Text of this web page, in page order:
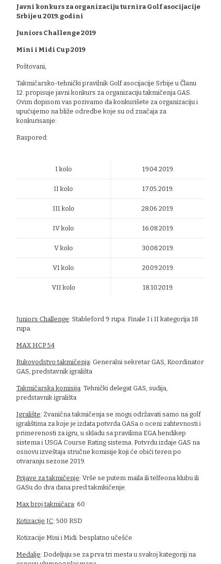
Javni konkurs za organizaciju turnira Golf asocijacije
Srbije u 2019. godini
Juniors Challenge 2019
Mini i Midi Cup 2019
Poštovani,
Takmičarsko-tehnički pravilnik Golf asocijacije Srbije u Članu
12. propisuje javni konkurs za organizaciju takmičenja GAS.
Ovim dopisom vas pozivamo da konkurišete za organizaciju i
upućujemo na bliže odredbe koje su od značaja za
konkurisanje:
Raspored:
I kolo 19.04.2019.
II kolo 17.05.2019.
III kolo 28.06.2019.
IV kolo 16.08.2019.
V kolo 30.08.2019.
VI kolo 20.09.2019.
VII kolo 18.10.2019.
Juniors Challenge: Stableford 9 rupa. Finale I i II kategorija 18
rupa.
MAX HCP 54
Rukovodstvo takmičenja: Generalni sekretar GAS, Koordinator
GAS, predstavnik igrališta
Takmičarska komisija: Tehnički delegat GAS, sudija,
predstavnik igrališta
Igralište: Zvanična takmičenja se mogu održavati samo na golf
igralištima za koje je izdata potvrda GASa o oceni zahtevnosti i
primerenosti za igru, u skladu sa pravilima EGA hendikep
sistema i USGA Course Rating sistema. Potvrdu izdaje GAS na
osnovu izveštaja stručne komisije koji će obići teren po
otvaranju sezone 2019.
Prijave za takmičenje: Vrše se putem maila ili telfeona klubu ili
GASu do dva dana pred takmkičenje.
Max broj takmičara: 60
Kotizacije JC: 500 RSD
Kotizacije Mini i Midi: besplatno učešće
Medalje: Dodeljuju se za prva tri mesta u svakoj kategoriji na